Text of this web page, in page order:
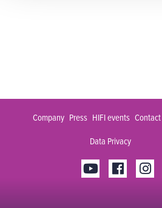
Company Press HIFI events Contact
Data Privacy